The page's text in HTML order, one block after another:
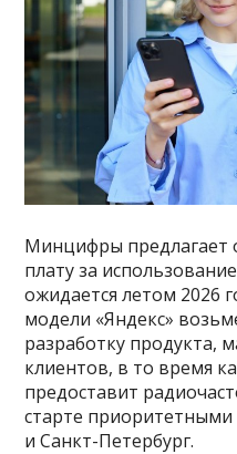
Минцифры предлагает
плату за
ожидается летом 2026
модели «Яндекс»
разработку продукта,
клиентов, в то время
предоставит
старте
и Санкт-Петербург.